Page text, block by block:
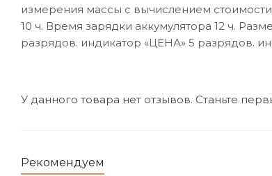
измерения массы с вычислением
10 ч. Время зарядки аккумулятора 12 ч.
разрядов. индикатор «ЦЕНА» 5 разрядов.
У данного товара нет отзывов. Станьте
Рекомендуем